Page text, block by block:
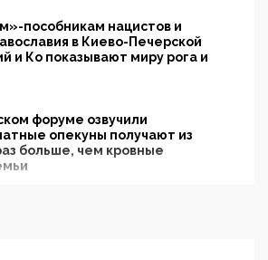
пособникам нацистов и
в Киево-Печерской
и Ко показывают миру рога и
форуме озвучили
опекуны получают из
больше, чем кровные